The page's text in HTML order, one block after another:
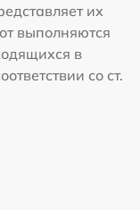
их
выполняются
в
со ст.